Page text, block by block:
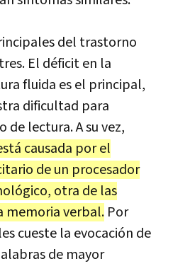
del trastorno
El déficit en la
fluida es el principal,
dificultad para
de lectura. A su vez,
causada por el
de un procesador
otra de las
memoria verbal. Por
cueste la evocación de
de mayor